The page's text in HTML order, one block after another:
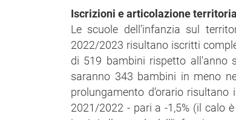
Iscrizioni e articolazione
Le scuole dell’infanzia sul
2022/2023 risultano iscritti
di 519 bambini rispetto all'anno
saranno 343 bambini in meno
prolungamento d’orario
2021/2022 - pari a -1,5% (il calo